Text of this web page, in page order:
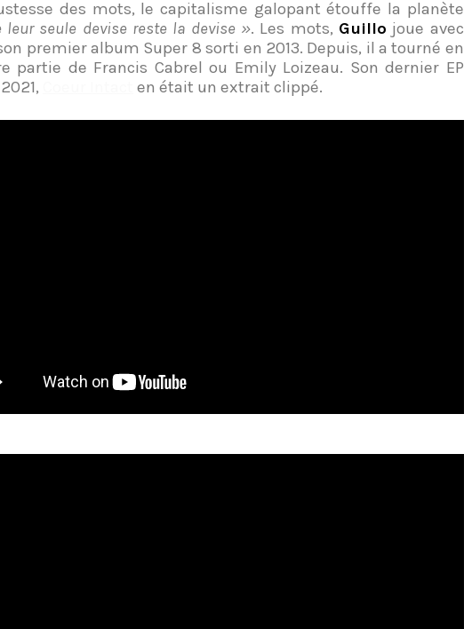
des mots, le capitalisme galopant étouffe la planète
leur seule devise reste la devise ». Les mots, Guillo joue avec
premier album Super 8 sorti en 2013. Depuis, il a tourné en
partie de Francis Cabrel ou Emily Loizeau. Son dernier EP
en était un extrait clippé.